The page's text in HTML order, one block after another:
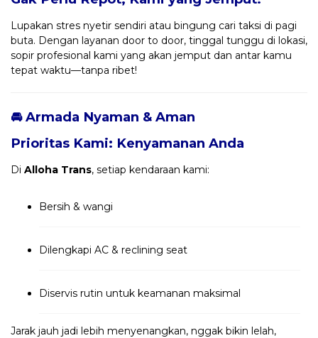
Lupakan stres nyetir sendiri atau bingung cari taksi di pagi
buta. Dengan layanan door to door, tinggal tunggu di lokasi,
sopir profesional kami yang akan jemput dan antar kamu
tepat waktu—tanpa ribet!
🚘 Armada Nyaman & Aman
Prioritas Kami: Kenyamanan Anda
Di Alloha Trans, setiap kendaraan kami:
Bersih & wangi
Dilengkapi AC & reclining seat
Diservis rutin untuk keamanan maksimal
Jarak jauh jadi lebih menyenangkan, nggak bikin lelah,